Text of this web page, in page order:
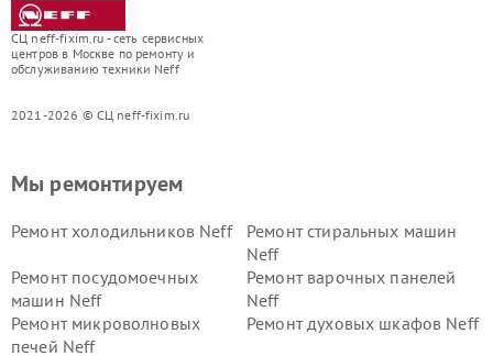
СЦ neff-fixim.ru - сеть сервисных
центров в Москве по ремонту и
обслуживанию техники Neff
2021-2026 © СЦ neff-fixim.ru
Мы ремонтируем
Ремонт холодильников Neff
Ремонт стиральных машин
Neff
Ремонт посудомоечных
машин Neff
Ремонт варочных панелей
Neff
Ремонт микроволновых
печей Neff
Ремонт духовых шкафов Neff